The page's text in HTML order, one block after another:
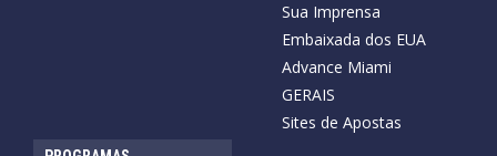
Sua Imprensa
Embaixada dos EUA
Advance Miami
GERAIS
Sites de Apostas